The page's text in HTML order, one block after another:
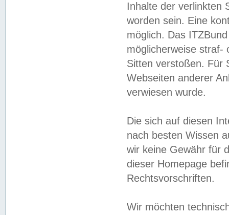
Inhalte der verlinkten
worden sein. Eine
möglich. Das
möglicherweise straf-
Sitten verstoßen. Für
Webseiten anderer
verwiesen wurde.
Die sich auf diesen
nach besten Wissen
wir keine Gewähr für
dieser Homepage
Rechtsvorschriften.
Wir möchten